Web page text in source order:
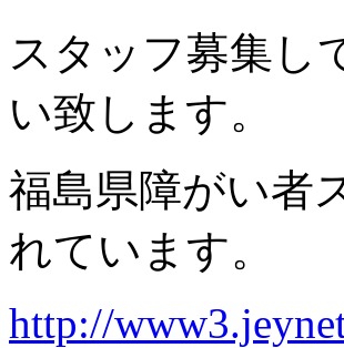
スタッフ募集し
い致します。
福島県障がい者
れています。
http://